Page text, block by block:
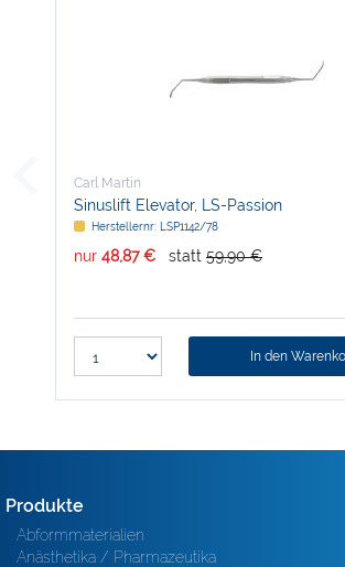
Carl Martin
Sinuslift Elevator, LS-Passion
Herstellernr: LSP1142/78
nur 48,87 € statt 59,90 €
In den
Produkte
Abformmaterialien
Anästhetika / Pharmazeutika